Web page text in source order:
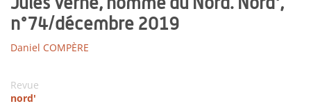
n°74/décembre 2019
Daniel COMPÈRE
Revue
nord'